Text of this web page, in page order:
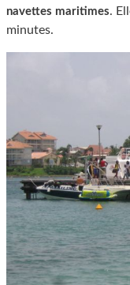
navettes maritimes.
minutes.